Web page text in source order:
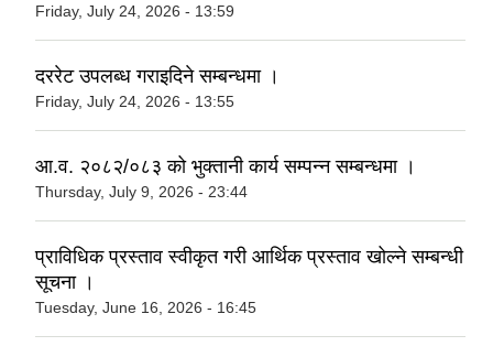
Friday, July 24, 2026 - 13:59
दररेट उपलब्ध गराइदिने सम्बन्धमा ।
Friday, July 24, 2026 - 13:55
आ.व. २०८२/०८३ को भुक्तानी कार्य सम्पन्न सम्बन्धमा ।
Thursday, July 9, 2026 - 23:44
प्राविधिक प्रस्ताव स्वीकृत गरी आर्थिक प्रस्ताव खोल्ने सम्बन्धी
सूचना ।
Tuesday, June 16, 2026 - 16:45